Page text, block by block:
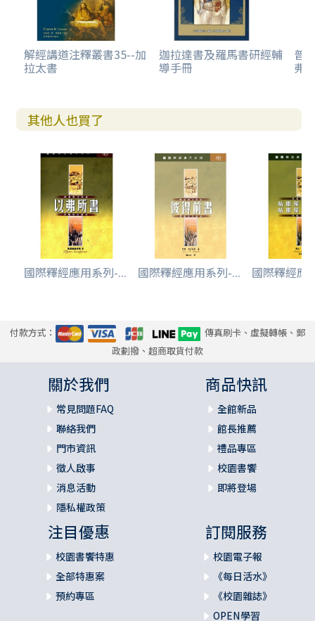
解經講道注釋叢書35--加
拉太書
迦拉達書及羅馬書研經輔
導手冊
普
弗
其他人也買了
國際釋經應用系列-... 國際釋經應用系列-... 國際釋經應
付款方式：
傳真刷卡、虛擬轉帳、郵
政劃撥、超商取貨付款
關於我們
常見問題FAQ
聯絡我們
門市資訊
徵人啟事
消息活動
隱私權政策
商品快訊
全館新品
館長推薦
禮品專區
校園書饗
即將登場
注目優惠
校園書饗特惠
全部特惠案
預約專區
訂閱服務
校園電子報
《每日活水》
《校園雜誌》
OPEN學習